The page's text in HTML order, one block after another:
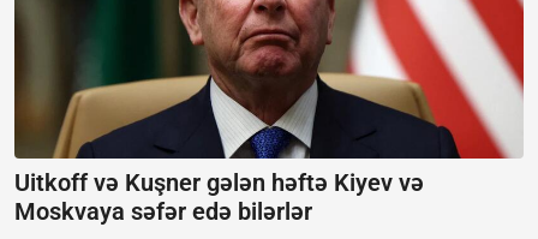
Uitkoff və Kuşner gələn həftə Kiyev və
Moskvaya səfər edə bilərlər